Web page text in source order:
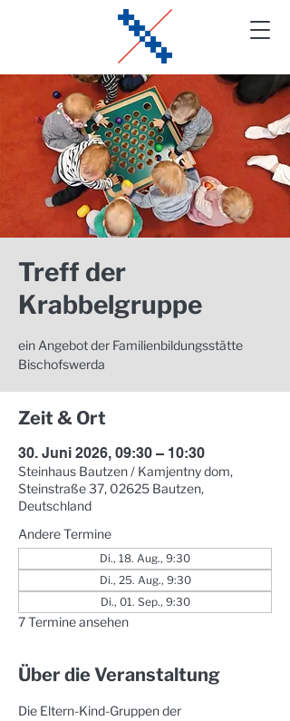
Treff der
Krabbelgruppe
ein Angebot der Familienbildungsstätte
Bischofswerda
Zeit & Ort
30. Juni 2026, 09:30 – 10:30
Steinhaus Bautzen / Kamjentny dom,
Steinstraße 37, 02625 Bautzen,
Deutschland
Andere Termine
Di., 18. Aug., 9:30
Di., 25. Aug., 9:30
Di., 01. Sep., 9:30
7 Termine ansehen
Über die Veranstaltung
Die Eltern-Kind-Gruppen der